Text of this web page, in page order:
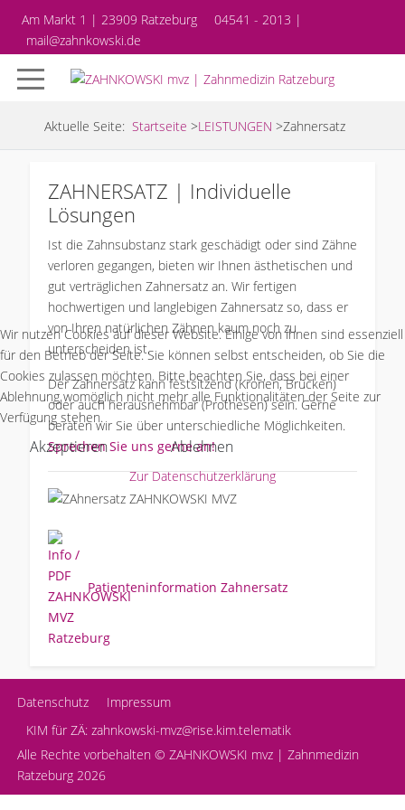
Am Markt 1 | 23909 Ratzeburg
04541 - 2013 |
mail@zahnkowski.de
Aktuelle Seite: Startseite >LEISTUNGEN >Zahnersatz
ZAHNERSATZ | Individuelle
Lösungen
Ist die Zahnsubstanz stark geschädigt oder sind Zähne
verloren gegangen, bieten wir Ihnen ästhetischen und
gut verträglichen Zahnersatz an. Wir fertigen
hochwertigen und langlebigen Zahnersatz so, dass er
von Ihren natürlichen Zähnen kaum noch zu
unterscheiden ist.
Der Zahnersatz kann festsitzend (Kronen, Brücken)
oder auch herausnehmbar (Prothesen) sein. Gerne
beraten wir Sie über unterschiedliche Möglichkeiten.
Sprechen Sie uns gerne an!
Patienteninformation Zahnersatz
Datenschutz
Impressum
KIM für ZÄ: zahnkowski-mvz@rise.kim.telematik
Alle Rechte vorbehalten © ZAHNKOWSKI mvz | Zahnmedizin
Ratzeburg 2026
Wir nutzen Cookies auf dieser Website. Einige von ihnen sind essenziell
für den Betrieb der Seite. Sie können selbst entscheiden, ob Sie die
Cookies zulassen möchten. Bitte beachten Sie, dass bei einer
Ablehnung womöglich nicht mehr alle Funktionalitäten der Seite zur
Verfügung stehen.
Akzeptieren Ablehnen
Zur Datenschutzerklärung